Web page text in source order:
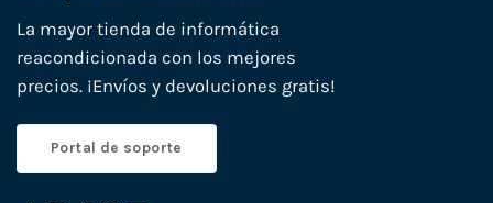
La mayor tienda de informática
reacondicionada con los mejores
precios. ¡Envíos y devoluciones gratis!
Portal de soporte